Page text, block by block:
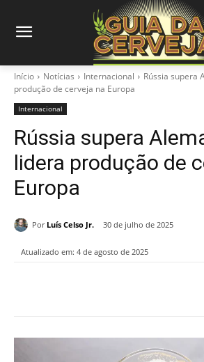
Início Notícias Internacional
Rússia supera
produção de cerveja na Europa
Internacional
Rússia supera
lidera produção de
Europa
Por Luís Celso Jr. 30 de julho de 2025
Atualizado em: 4 de agosto de 2025